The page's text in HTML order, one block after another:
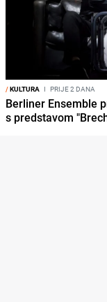
/KULTURA I PRIJE 2 DANA
Berliner Ensemble
s predstavom